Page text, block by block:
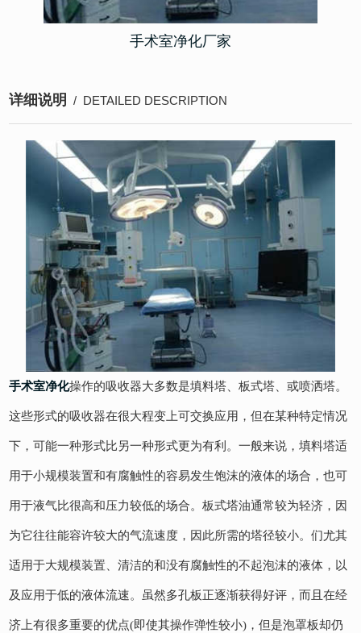
手术室净化厂家
详细说明 / DETAILED DESCRIPTION
手术室净化操作的吸收器大多数是填料塔、板式塔、或喷洒塔。
这些形式的吸收器在很大程变上可交换应用，但在某种特定情况
下，可能一种形式比另一种形式更为有利。一般来说，填料塔适
用于小规模装置和有腐触性的容易发生饱沫的液体的场合，也可
用于液气比很高和压力较低的场合。板式塔油通常较为轻济，因
为它往往能容许较大的气流速度，因此所需的塔径较小。们尤其
适用于大规模装置、清洁的和没有腐触性的不起泡沫的液体，以
及应用于低的液体流速。虽然多孔板正逐渐获得好评，而且在经
济上有很多重要的优点(即使其操作弹性较小)，但是泡罩板却仍